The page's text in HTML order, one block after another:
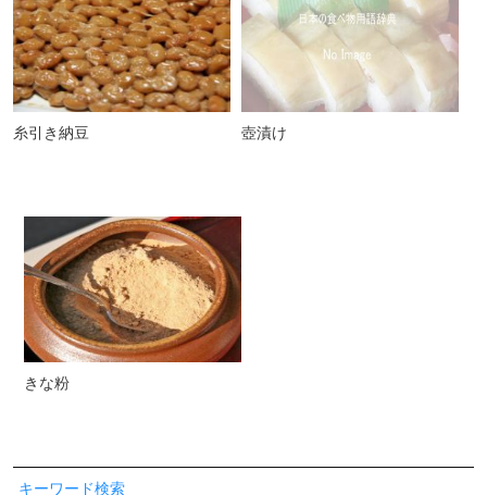
糸引き納豆 壺漬け
きな粉
キーワード検索